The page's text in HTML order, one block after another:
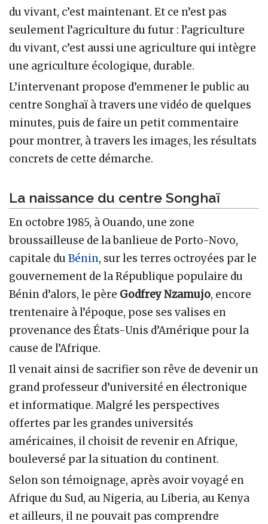
du vivant, c’est maintenant. Et ce n’est pas
seulement l’agriculture du futur : l’agriculture
du vivant, c’est aussi une agriculture qui intègre
une agriculture écologique, durable.
L’intervenant propose d’emmener le public au
centre Songhaï à travers une vidéo de quelques
minutes, puis de faire un petit commentaire
pour montrer, à travers les images, les résultats
concrets de cette démarche.
La naissance du centre Songhaï
En octobre 1985, à Ouando, une zone
broussailleuse de la banlieue de Porto-Novo,
capitale du Bénin, sur les terres octroyées par le
gouvernement de la République populaire du
Bénin d’alors, le père Godfrey Nzamujo, encore
trentenaire à l’époque, pose ses valises en
provenance des États-Unis d’Amérique pour la
cause de l’Afrique.
Il venait ainsi de sacrifier son rêve de devenir un
grand professeur d’université en électronique
et informatique. Malgré les perspectives
offertes par les grandes universités
américaines, il choisit de revenir en Afrique,
bouleversé par la situation du continent.
Selon son témoignage, après avoir voyagé en
Afrique du Sud, au Nigeria, au Liberia, au Kenya
et ailleurs, il ne pouvait pas comprendre